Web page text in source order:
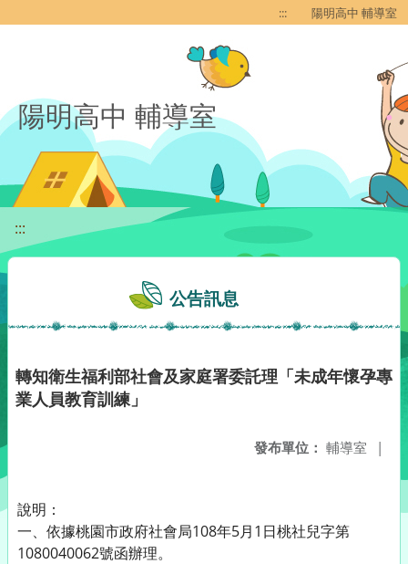
::: 陽明高中 輔導室
陽明高中 輔導室
:::
公告訊息
轉知衛生福利部社會及家庭署委託理「未成年懷孕專
業人員教育訓練」
發布單位： 輔導室 |
說明：
一、依據桃園市政府社會局108年5月1日桃社兒字第
1080040062號函辦理。